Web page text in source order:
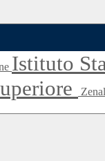
Istituto